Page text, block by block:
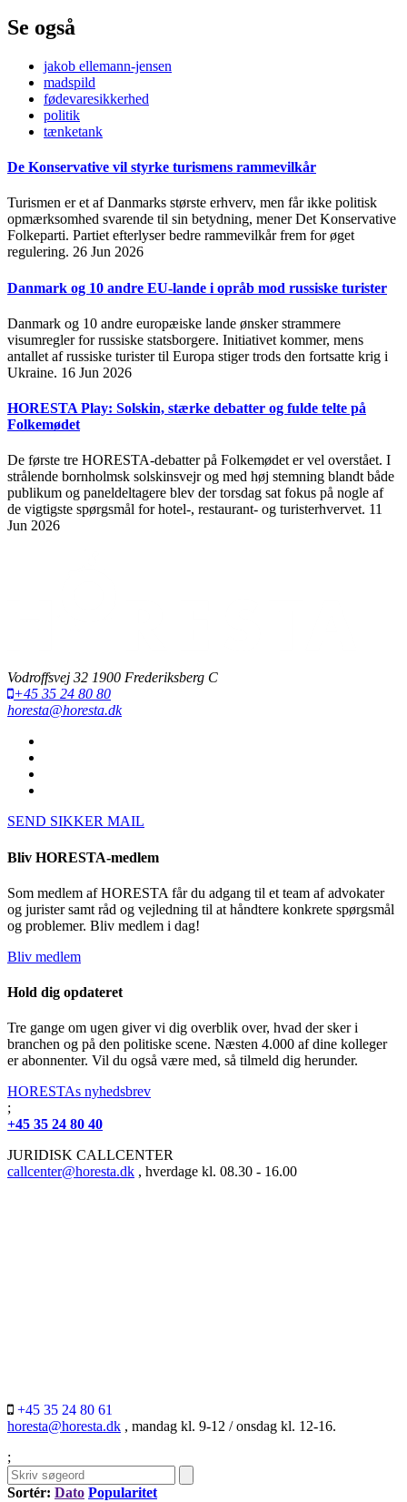
Se også
jakob ellemann-jensen
madspild
fødevaresikkerhed
politik
tænketank
De Konservative vil styrke turismens rammevilkår
Turismen er et af Danmarks største erhverv, men får ikke politisk
opmærksomhed svarende til sin betydning, mener Det Konservative
Folkeparti. Partiet efterlyser bedre rammevilkår frem for øget
regulering. 26 Jun 2026
Danmark og 10 andre EU-lande i opråb mod russiske turister
Danmark og 10 andre europæiske lande ønsker strammere
visumregler for russiske statsborgere. Initiativet kommer, mens
antallet af russiske turister til Europa stiger trods den fortsatte krig i
Ukraine. 16 Jun 2026
HORESTA Play: Solskin, stærke debatter og fulde telte på
Folkemødet
De første tre HORESTA-debatter på Folkemødet er vel overstået. I
strålende bornholmsk solskinsvejr og med høj stemning blandt både
publikum og paneldeltagere blev der torsdag sat fokus på nogle af
de vigtigste spørgsmål for hotel-, restaurant- og turisterhvervet. 11
Jun 2026
Vodroffsvej 32 1900 Frederiksberg C
+45 35 24 80 80
horesta@horesta.dk
SEND SIKKER MAIL
Bliv HORESTA-medlem
Som medlem af HORESTA får du adgang til et team af advokater
og jurister samt råd og vejledning til at håndtere konkrete spørgsmål
og problemer. Bliv medlem i dag!
Bliv medlem
Hold dig opdateret
Tre gange om ugen giver vi dig overblik over, hvad der sker i
branchen og på den politiske scene. Næsten 4.000 af dine kolleger
er abonnenter. Vil du også være med, så tilmeld dig herunder.
HORESTAs nyhedsbrev
;
+45 35 24 80 40
JURIDISK CALLCENTER
callcenter@horesta.dk , hverdage kl. 08.30 - 16.00
+45 35 24 80 61
horesta@horesta.dk , mandag kl. 9-12 / onsdag kl. 12-16.
;
Sortér: Dato Popularitet